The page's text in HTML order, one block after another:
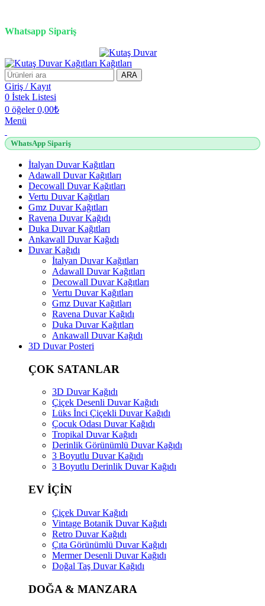
Whatsapp Sipariş
ARA
Giriş / Kayıt
0 İstek Listesi
0 öğeler 0,00₺
Menü
WhatsApp Sipariş
İtalyan Duvar Kağıtları
Adawall Duvar Kağıtları
Decowall Duvar Kağıtları
Vertu Duvar Kağıtları
Gmz Duvar Kağıtları
Ravena Duvar Kağıdı
Duka Duvar Kağıtları
Ankawall Duvar Kağıdı
Duvar Kağıdı
İtalyan Duvar Kağıtları
Adawall Duvar Kağıtları
Decowall Duvar Kağıtları
Vertu Duvar Kağıtları
Gmz Duvar Kağıtları
Ravena Duvar Kağıdı
Duka Duvar Kağıtları
Ankawall Duvar Kağıdı
3D Duvar Posteri
ÇOK SATANLAR
3D Duvar Kağıdı
Çiçek Desenli Duvar Kağıdı
Lüks İnci Çiçekli Duvar Kağıdı
Çocuk Odası Duvar Kağıdı
Tropikal Duvar Kağıdı
Derinlik Görünümlü Duvar Kağıdı
3 Boyutlu Duvar Kağıdı
3 Boyutlu Derinlik Duvar Kağıdı
EV İÇİN
Çiçek Duvar Kağıdı
Vintage Botanik Duvar Kağıdı
Retro Duvar Kağıdı
Çıta Görünümlü Duvar Kağıdı
Mermer Desenli Duvar Kağıdı
Doğal Taş Duvar Kağıdı
DOĞA & MANZARA